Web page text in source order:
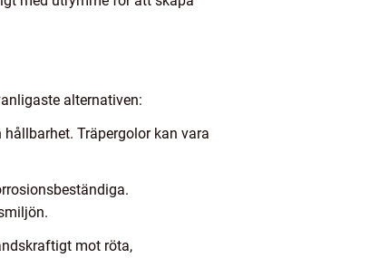
alternativen:
Träpergolor kan vara
mot röta,